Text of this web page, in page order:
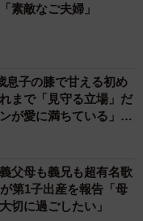
！
画家の道に進んだこ
ょうか。
一度もないですが、
期的に「仕事がちゃ
れますし、父に至っ
素敵なご夫婦」
子の膝で甘える初め
まで「見守る立場」だ
が愛に満ちている」
父母も義兄も超有名歌
第1子出産を報告「母
切に過ごしたい」